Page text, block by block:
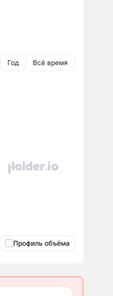
Год Всё время
Профиль объёма